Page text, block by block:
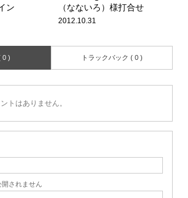
ン
（なないろ）様打合せ
2012.10.31
0 ) トラックバック ( 0 )
トはありません。
されません